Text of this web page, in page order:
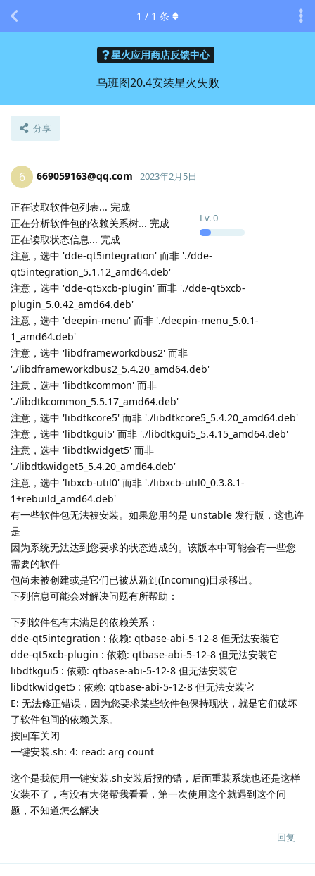
星火应用商店反馈中心
乌班图20.4安装星火失败
分享
1 / 1 条
6 669059163@qq.com
Lv.0
2023年2月5日
正在读取软件包列表... 完成
正在分析软件包的依赖关系树... 完成
正在读取状态信息... 完成
注意，选中 'dde-qt5integration' 而非 './dde-
qt5integration_5.1.12_amd64.deb'
注意，选中 'dde-qt5xcb-plugin' 而非 './dde-qt5xcb-
plugin_5.0.42_amd64.deb'
注意，选中 'deepin-menu' 而非 './deepin-menu_5.0.1-
1_amd64.deb'
注意，选中 'libdframeworkdbus2' 而非
'./libdframeworkdbus2_5.4.20_amd64.deb'
注意，选中 'libdtkcommon' 而非
'./libdtkcommon_5.5.17_amd64.deb'
注意，选中 'libdtkcore5' 而非 './libdtkcore5_5.4.20_amd64.deb'
注意，选中 'libdtkgui5' 而非 './libdtkgui5_5.4.15_amd64.deb'
注意，选中 'libdtkwidget5' 而非
'./libdtkwidget5_5.4.20_amd64.deb'
注意，选中 'libxcb-util0' 而非 './libxcb-util0_0.3.8.1-
1+rebuild_amd64.deb'
有一些软件包无法被安装。如果您用的是 unstable 发行版，这也许
是
因为系统无法达到您要求的状态造成的。该版本中可能会有一些您
需要的软件
包尚未被创建或是它们已被从新到(Incoming)目录移出。
下列信息可能会对解决问题有所帮助：
下列软件包有未满足的依赖关系：
dde-qt5integration : 依赖: qtbase-abi-5-12-8 但无法安装它
dde-qt5xcb-plugin : 依赖: qtbase-abi-5-12-8 但无法安装它
libdtkgui5 : 依赖: qtbase-abi-5-12-8 但无法安装它
libdtkwidget5 : 依赖: qtbase-abi-5-12-8 但无法安装它
E: 无法修正错误，因为您要求某些软件包保持现状，就是它们破坏
了软件包间的依赖关系。
按回车关闭
一键安装.sh: 4: read: arg count
这个是我使用一键安装.sh安装后报的错，后面重装系统也还是这样
安装不了，有没有大佬帮我看看，第一次使用这个就遇到这个问
题，不知道怎么解决
回复